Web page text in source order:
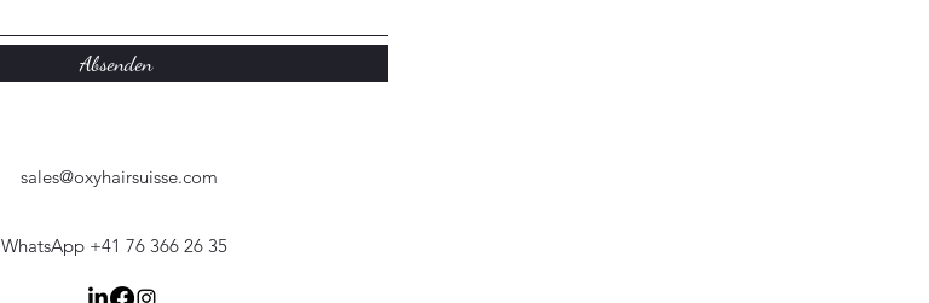
Absenden
sales@oxyhairsuisse.com
WhatsApp +41 76 366 26 35